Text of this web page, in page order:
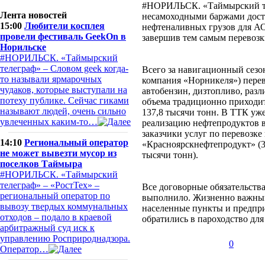
Лента новостей
15:00 Любители косплея
провели фестиваль GeekOn в
Норильске
#НОРИЛЬСК. «Таймырский
телеграф» – Словом geek когда-
то называли ярмарочных
чудаков, которые выступали на
потеху публике. Сейчас гиками
называют людей, очень сильно
увлеченных каким-то…
14:10 Региональный оператор
не может вывезти мусор из
поселков Таймыра
#НОРИЛЬСК. «Таймырский
телеграф» – «РостТех» –
региональный оператор по
вывозу твердых коммунальных
отходов – подало в краевой
арбитражный суд иск к
управлению Росприроднадзора.
Оператор…
#НОРИЛЬСК. «Таймырский
несамоходными баржами
нефтеналивных грузов для
завершив тем самым
Всего за навигационный
компания «Норникеля»)
автобензин, дизтопливо,
объема традиционно
137,8 тысячи тонн. В ТТК
реализацию
заказчики услуг по
тысячи тонн).
Все договорные
выполнило. Жизненно
населенные пункты и
обратились в пароходство
0